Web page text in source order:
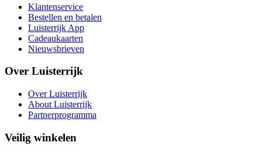
Klantenservice
Bestellen en betalen
Luisterrijk App
Cadeaukaarten
Nieuwsbrieven
Over Luisterrijk
Over Luisterrijk
About Luisterrijk
Partnerprogramma
Veilig winkelen